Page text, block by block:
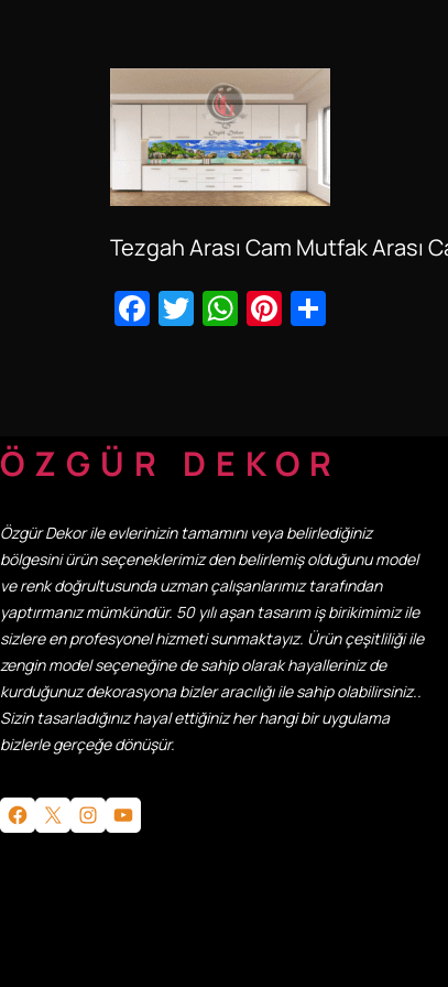
Tezgah Arası Cam Mutfak Arası
Facebook
Twitter
WhatsApp
Pinterest
ÖZGÜR DEKOR
Özgür Dekor ile evlerinizin tamamını veya belirlediğiniz
bölgesini ürün seçeneklerimiz den belirlemiş olduğunu model
ve renk doğrultusunda uzman çalışanlarımız tarafından
yaptırmanız mümkündür. 50 yılı aşan tasarım iş birikimimiz ile
sizlere en profesyonel hizmeti sunmaktayız. Ürün çeşitliliği ile
zengin model seçeneğine de sahip olarak hayalleriniz de
kurduğunuz dekorasyona bizler aracılığı ile sahip olabilirsiniz..
Sizin tasarladığınız hayal ettiğiniz her hangi bir uygulama
bizlerle gerçeğe dönüşür.
Facebook X Instagram YouTube